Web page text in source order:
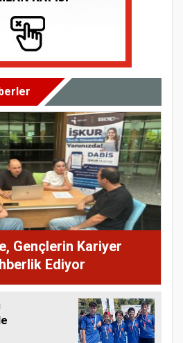
Gençlerin Kariyer
Ediyor